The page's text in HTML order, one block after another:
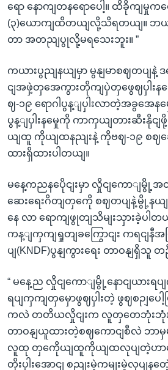
ရော နောကျတနရောပေါ့။ ထိခိုကျမှု
(၃)ယောကျထိတယျလို့သိရတယျ။
တာ အတညျပွုလို့မရသေးဘူး။ ”
ကယားပွညျနယျမှာ မွနျမာစဈတပျနဲ့
ငျအဖှဲ့တှအေကွားတိုကျပှဲတှဖွေဈပှါး
ဈ-၁၉ ရောဂါပွန့ျပှါးလာတဲ့အခွအေနမှေ
ပွန့ျပှါးနမှေုကို ကာကှယျတားဆီးနိုင
ယျထူ ကိုယျထနညျးနဲ့ ကိုဗဈ-၁၉ စဈ
ထားရှိထားပါတယျ။
မနေ့ကညနပေိုငျးမှာ လှိုငျကောျမွို့အ
ဆေးရေးဂိတျတှကေို စဈတပျနဲ့မွို့နယျ
နေ လာ ရောကျဖွုတျသိမျးသှားခဲ့ပါတ
ကန့ျကှကျရှုတျခကြွောငျး ကရငျနီ
ပျ(KNDF)ပွနျကွားရေး တာဝနျရှိသူ
“ မနေ့ည လှိုငျကောျမွို့နောငျယားရပ
ရပျကှကျတှမှောဖွဈပှါးတဲ့ ဖွဈစဉျပေ
ကလဲ တတိယလှိုငျးက လူတှတေဘုံးဘုံး
တာဝနျယူထားတဲ့စဈကောငျစီလဲ ဘာမှမ
လူထု တှကေိုယျထူကိုယျထလုပျတဲ့ဟာတှ
တိုးပှါးအောငျ စညျးမဲ့ကမျးမဲ့လုပ